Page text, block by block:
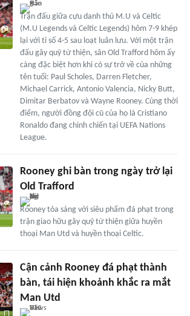
Trận đấu giữa cựu danh thủ M.U và Celtic
(M.U Legends và Celtic Legends) hôm 7-9 khép
lại với tỉ số 4-5 sau loạt luân lưu. Với một trận
đấu gây quỹ từ thiện, sân Old Trafford hôm ấy
càng đặc biệt hơn khi có sự trở về của những
tên tuổi: Paul Scholes, Darren Fletcher,
Michael Carrick, Antonio Valencia, Nicky Butt,
Dimitar Berbatov và Wayne Rooney. Cùng thời
điểm, người đồng đội cũ của họ là Cristiano
Ronaldo đang chinh chiến tại UEFA Nations
League.
Rooney ghi bàn trong ngày trở lại
Old Trafford
Rooney tỏa sáng với siêu phẩm đá phạt trong
trận giao hữu gây quỹ từ thiện giữa huyền
thoại Man Utd và huyền thoại Celtic.
Cận cảnh Rooney đá phạt thành
bàn, tái hiện khoảnh khắc ra mắt
Man Utd